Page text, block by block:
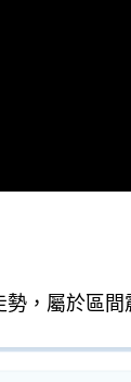
，屬於區間